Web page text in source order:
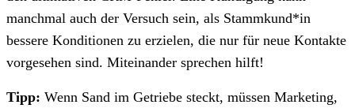
manchmal auch der Versuch sein, als Stammkund*in
bessere Konditionen zu erzielen, die nur für neue Kontakte
vorgesehen sind. Miteinander sprechen hilft!
Tipp: Wenn Sand im Getriebe steckt, müssen Marketing,